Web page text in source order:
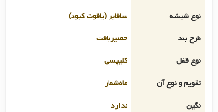
نوع شیشه
سافایر (یاقوت کبود)
طرح بند
حصیربافت
نوع قفل
کلیپسی
تقویم و نوع آن
ماه‌شمار
نگین
ندارد